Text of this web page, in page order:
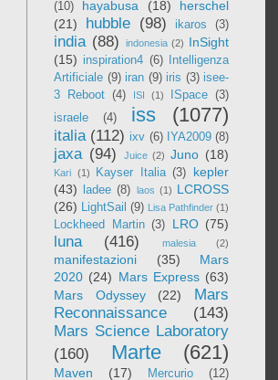
(10)
hayabusa (18)
herschel
(21)
hubble (98) ikaros (3)
india (88) indonesia (2) InSight
(15) inspiration4 (6)
Intelligenza
Artificiale (9) iran (9) iris (3) isee-
3 Reboot (4) ISI (1) ISpace (3)
israele
(4) iss (1077)
italia (112) ixv (6) IYA2009 (8)
jaxa (94) Juice (2) Juno (18)
Kari (1) Kayser Italia (3)
kepler
(43)
ladee (8) laos (1) LCROSS
(26) LightSail (9) Lisa Pathfinder (1)
Lockheed Martin (3) LRO (75)
luna (416) malesia (2)
manifestazioni (35)
Mars
2020 (24) Mars Express (63)
Mars Odyssey
(22)
Mars
Reconnaissance
(143)
Mars Science Laboratory
(160)
Marte (621)
Maven (17) Mercurio
(12)